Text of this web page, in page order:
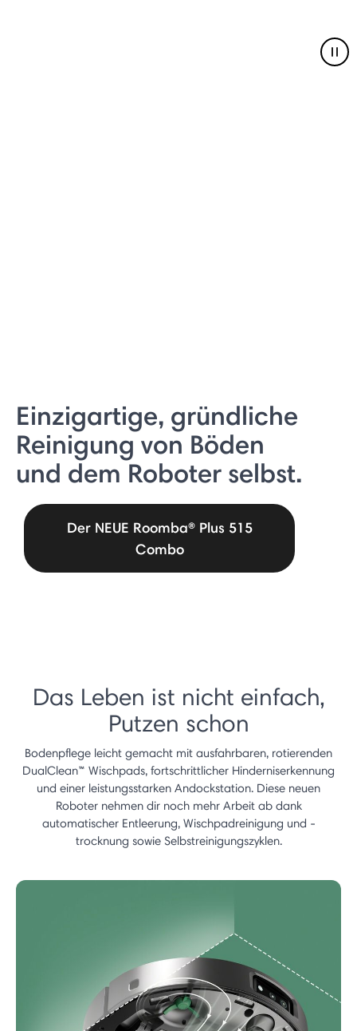
Einzigartige, gründliche
Reinigung von Böden
und dem Roboter selbst.
Der NEUE Roomba® Plus 515
Combo
Das Leben ist nicht einfach,
Putzen schon
Bodenpflege leicht gemacht mit ausfahrbaren, rotierenden
DualClean™ Wischpads, fortschrittlicher Hinderniserkennung
und einer leistungsstarken Andockstation. Diese neuen
Roboter nehmen dir noch mehr Arbeit ab dank
automatischer Entleerung, Wischpadreinigung und -
trocknung sowie Selbstreinigungszyklen.